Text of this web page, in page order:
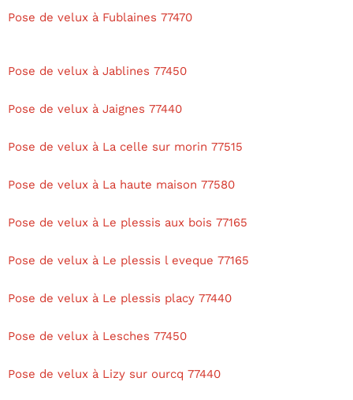
Pose de velux à Fublaines 77470
Pose de velux à Jablines 77450
Pose de velux à Jaignes 77440
Pose de velux à La celle sur morin 77515
Pose de velux à La haute maison 77580
Pose de velux à Le plessis aux bois 77165
Pose de velux à Le plessis l eveque 77165
Pose de velux à Le plessis placy 77440
Pose de velux à Lesches 77450
Pose de velux à Lizy sur ourcq 77440